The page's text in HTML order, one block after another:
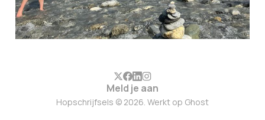
Meld je aan
Hopschrijfsels © 2026. Werkt op Ghost